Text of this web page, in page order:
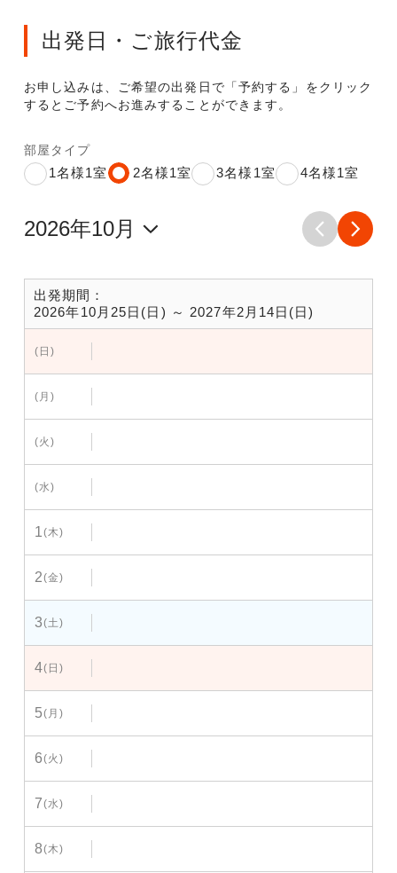
出発日・ご旅行代金
お申し込みは、ご希望の出発日で「予約する」をクリック
するとご予約へお進みすることができます。
部屋タイプ
1名様1室 2名様1室 3名様1室 4名様1室
出発期間：
2026年10月25日(日) ～ 2027年2月14日(日)
(日)
(月)
(火)
(水)
1(木)
2(金)
3(土)
4(日)
5(月)
6(火)
7(水)
8(木)